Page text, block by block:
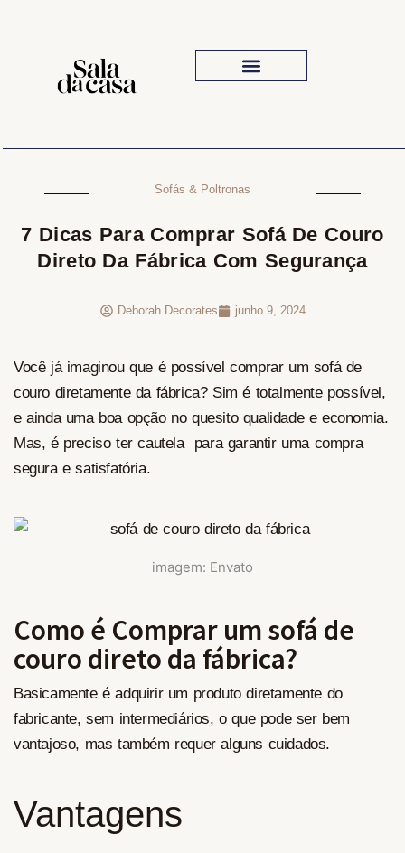
Sofás & Poltronas
7 Dicas Para Comprar Sofá De Couro
Direto Da Fábrica Com Segurança
Deborah Decorates junho 9, 2024
Você já imaginou que é possível comprar um sofá de
couro diretamente da fábrica? Sim é totalmente possível,
e ainda uma boa opção no quesito qualidade e economia.
Mas, é preciso ter cautela para garantir uma compra
segura e satisfatória.
imagem: Envato
Como é Comprar um sofá de
couro direto da fábrica?
Basicamente é adquirir um produto diretamente do
fabricante, sem intermediários, o que pode ser bem
vantajoso, mas também requer alguns cuidados.
Vantagens